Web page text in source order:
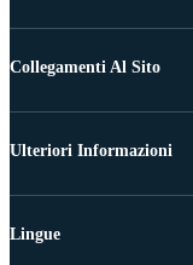
Collegamenti Al Sito
Ulteriori Informazioni
Lingue